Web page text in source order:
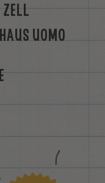
ZELL
UOMO